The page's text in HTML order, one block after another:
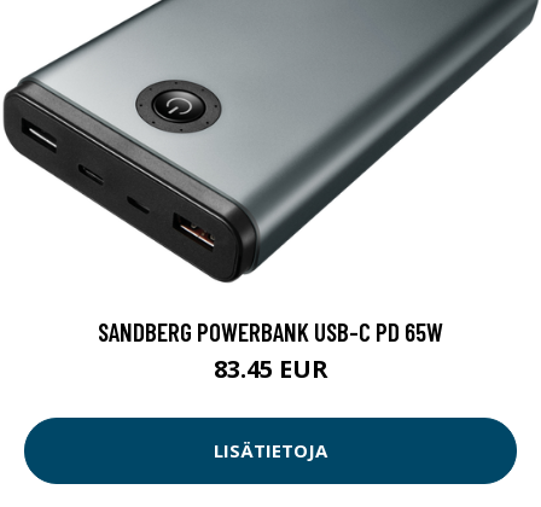
SANDBERG POWERBANK USB-C PD 65W
83.45 EUR
LISÄTIETOJA